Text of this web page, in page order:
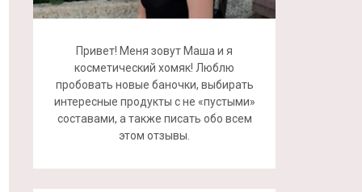
Привет! Меня зовут Маша и я
косметический хомяк! Люблю
пробовать новые баночки, выбирать
интересные продукты с не «пустыми»
составами, а также писать обо всем
этом отзывы.